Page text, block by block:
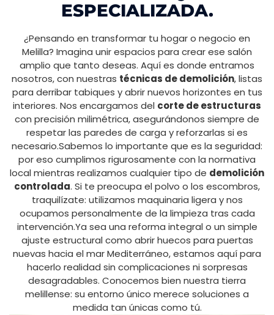
ESPECIALIZADA.
¿Pensando en transformar tu hogar o negocio en
Melilla? Imagina unir espacios para crear ese salón
amplio que tanto deseas. Aquí es donde entramos
nosotros, con nuestras técnicas de demolición, listas
para derribar tabiques y abrir nuevos horizontes en tus
interiores. Nos encargamos del corte de estructuras
con precisión milimétrica, asegurándonos siempre de
respetar las paredes de carga y reforzarlas si es
necesario.Sabemos lo importante que es la seguridad:
por eso cumplimos rigurosamente con la normativa
local mientras realizamos cualquier tipo de demolición
controlada. Si te preocupa el polvo o los escombros,
traquilízate: utilizamos maquinaria ligera y nos
ocupamos personalmente de la limpieza tras cada
intervención.Ya sea una reforma integral o un simple
ajuste estructural como abrir huecos para puertas
nuevas hacia el mar Mediterráneo, estamos aquí para
hacerlo realidad sin complicaciones ni sorpresas
desagradables. Conocemos bien nuestra tierra
melillense: su entorno único merece soluciones a
medida tan únicas como tú.